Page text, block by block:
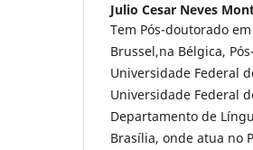
Julio Cesar Neves
Tem Pós-doutorado
Brussel,na Bélgica,
Universidade Federal
Universidade Federal
Departamento de
Brasília, onde atua no